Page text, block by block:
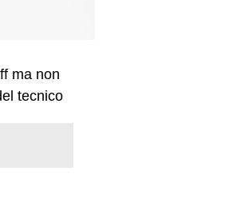
ma non
tecnico